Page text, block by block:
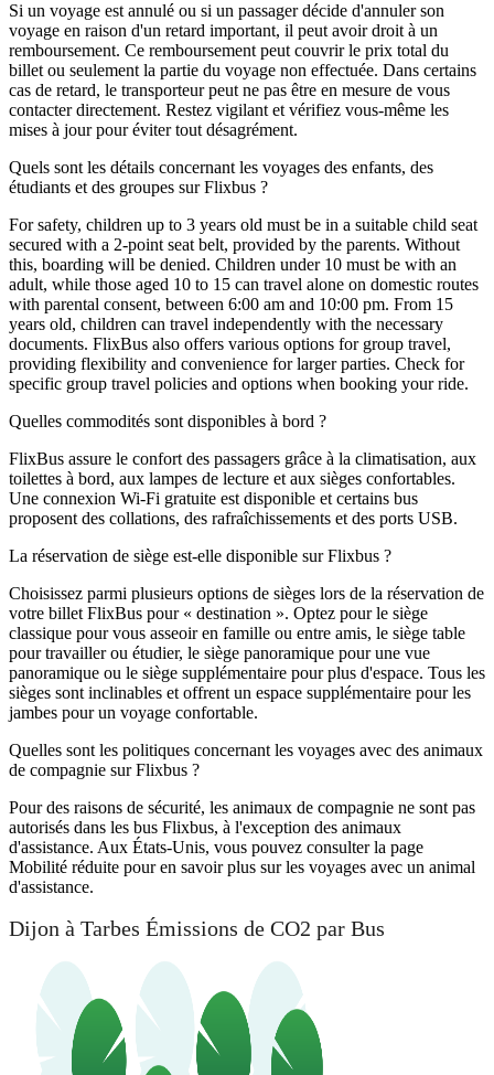
Si un voyage est annulé ou si un passager décide d'annuler son
voyage en raison d'un retard important, il peut avoir droit à un
remboursement. Ce remboursement peut couvrir le prix total du
billet ou seulement la partie du voyage non effectuée. Dans certains
cas de retard, le transporteur peut ne pas être en mesure de vous
contacter directement. Restez vigilant et vérifiez vous-même les
mises à jour pour éviter tout désagrément.
Quels sont les détails concernant les voyages des enfants, des
étudiants et des groupes sur Flixbus ?
For safety, children up to 3 years old must be in a suitable child seat
secured with a 2-point seat belt, provided by the parents. Without
this, boarding will be denied. Children under 10 must be with an
adult, while those aged 10 to 15 can travel alone on domestic routes
with parental consent, between 6:00 am and 10:00 pm. From 15
years old, children can travel independently with the necessary
documents. FlixBus also offers various options for group travel,
providing flexibility and convenience for larger parties. Check for
specific group travel policies and options when booking your ride.
Quelles commodités sont disponibles à bord ?
FlixBus assure le confort des passagers grâce à la climatisation, aux
toilettes à bord, aux lampes de lecture et aux sièges confortables.
Une connexion Wi-Fi gratuite est disponible et certains bus
proposent des collations, des rafraîchissements et des ports USB.
La réservation de siège est-elle disponible sur Flixbus ?
Choisissez parmi plusieurs options de sièges lors de la réservation de
votre billet FlixBus pour « destination ». Optez pour le siège
classique pour vous asseoir en famille ou entre amis, le siège table
pour travailler ou étudier, le siège panoramique pour une vue
panoramique ou le siège supplémentaire pour plus d'espace. Tous les
sièges sont inclinables et offrent un espace supplémentaire pour les
jambes pour un voyage confortable.
Quelles sont les politiques concernant les voyages avec des animaux
de compagnie sur Flixbus ?
Pour des raisons de sécurité, les animaux de compagnie ne sont pas
autorisés dans les bus Flixbus, à l'exception des animaux
d'assistance. Aux États-Unis, vous pouvez consulter la page
Mobilité réduite pour en savoir plus sur les voyages avec un animal
d'assistance.
Dijon à Tarbes Émissions de CO2 par Bus